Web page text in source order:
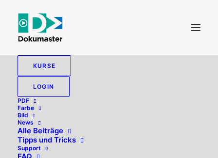
KURSE
LOGIN
PDF
Farbe
Bild
News
Alle Beiträge
Tipps und Tricks
Support